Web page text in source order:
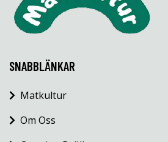
SNABBLÄNKAR
Matkultur
Om Oss